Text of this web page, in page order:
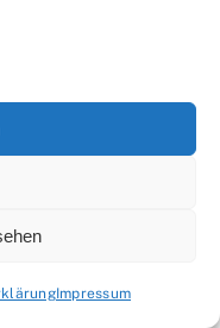
Impressum
an. Allerdings
Kosten
auch die